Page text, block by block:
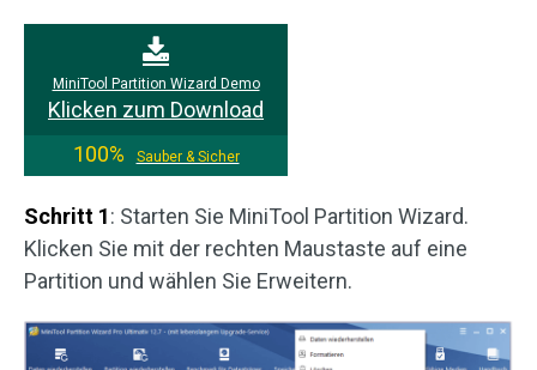
MiniTool Partition Wizard Demo
Klicken zum Download
100%
Sauber & Sicher
Schritt 1: Starten Sie MiniTool Partition Wizard.
Klicken Sie mit der rechten Maustaste auf eine
Partition und wählen Sie Erweitern.